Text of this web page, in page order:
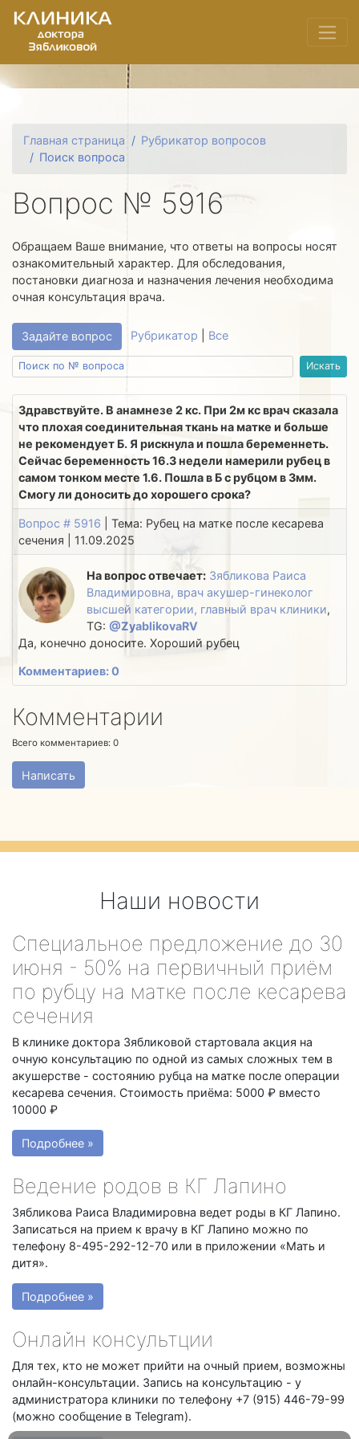
Главная страница
Рубрикатор вопросов
Поиск вопроса
Вопрос № 5916
Обращаем Ваше внимание, что ответы на вопросы носят
ознакомительный характер. Для обследования,
постановки диагноза и назначения лечения необходима
очная консультация врача.
Задайте вопрос Рубрикатор Все
Здравствуйте. В анамнезе 2 кс. При 2м кс врач сказала
что плохая соединительная ткань на матке и больше
не рекомендует Б. Я рискнула и пошла беременнеть.
Сейчас беременность 16.3 недели намерили рубец в
самом тонком месте 1.6. Пошла в Б с рубцом в 3мм.
Смогу ли доносить до хорошего срока?
Вопрос # 5916 | Тема: Рубец на матке после кесарева
сечения | 11.09.2025
На вопрос отвечает: Зябликова Раиса
Владимировна, врач акушер-гинеколог
высшей категории, главный врач клиники,
TG: @ZyablikovaRV
Да, конечно доносите. Хороший рубец
Комментариев: 0
Комментарии
Всего комментариев: 0
Написать
Наши новости
Специальное предложение до 30
июня - 50% на первичный приём
по рубцу на матке после кесарева
сечения
В клинике доктора Зябликовой стартовала акция на
очную консультацию по одной из самых сложных тем в
акушерстве - состоянию рубца на матке после операции
кесарева сечения. Стоимость приёма: 5000 ₽ вместо
10000 ₽
Подробнее »
Ведение родов в КГ Лапино
Зябликова Раиса Владимировна ведет роды в КГ Лапино.
Записаться на прием к врачу в КГ Лапино можно по
телефону 8-495-292-12-70 или в приложении «Мать и
дитя».
Подробнее »
Онлайн консультции
Для тех, кто не может прийти на очный прием, возможны
онлайн-консультации. Запись на консультацию - у
администратора клиники по телефону +7 (915) 446-79-99
(можно сообщение в Telegram).